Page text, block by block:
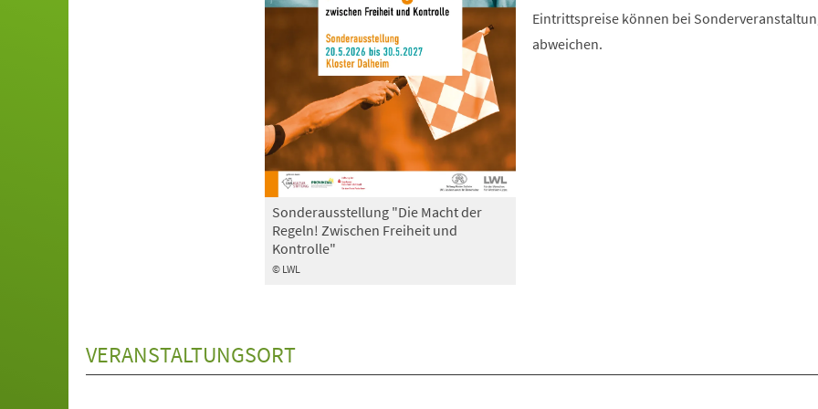
© LWL
Sonderausstellung "Die Macht der
Regeln! Zwischen Freiheit und
Kontrolle"
Eintrittspreise können bei
abweichen.
VERANSTALTUNGSORT